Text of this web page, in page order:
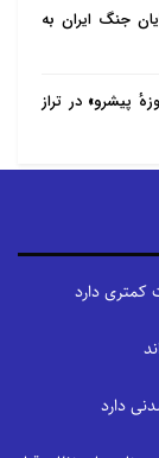
جنگ ایران به
پیشرو» در تراز
کمتری دارد
دارد